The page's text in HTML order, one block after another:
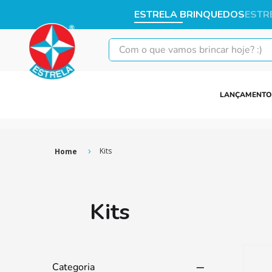
ESTRELA BRINQUEDOS
Com o que vamos brincar hoje? :)
Kits
Kits
Categoria